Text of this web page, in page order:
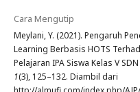
Cara Mengutip
Meylani, Y. (2021). Pengaruh
Learning Berbasis HOTS
Pelajaran IPA Siswa Kelas V
1(3), 125–132. Diambil dari